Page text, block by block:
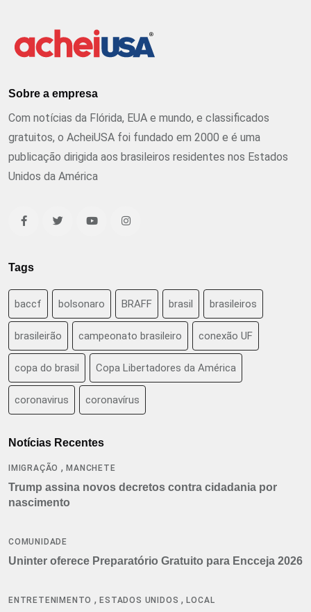
Sobre a empresa
Com notícias da Flórida, EUA e mundo, e classificados
gratuitos, o AcheiUSA foi fundado em 2000 e é uma
publicação dirigida aos brasileiros residentes nos Estados
Unidos da América
Tags
baccf bolsonaro BRAFF brasil brasileiros
brasileirão campeonato brasileiro conexão UF
copa do brasil Copa Libertadores da América
coronavirus coronavírus
Notícias Recentes
IMIGRAÇÃO ,MANCHETE
Trump assina novos decretos contra cidadania por
nascimento
COMUNIDADE
Uninter oferece Preparatório Gratuito para Encceja 2026
ENTRETENIMENTO ,ESTADOS UNIDOS ,LOCAL